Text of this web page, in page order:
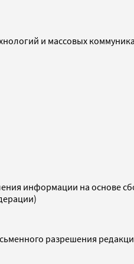
и массовых
информации на основе
разрешения